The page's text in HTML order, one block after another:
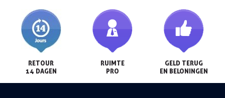
RETOUR
14 DAGEN
RUIMTE
PRO
GELD TERUG
EN BELONINGEN